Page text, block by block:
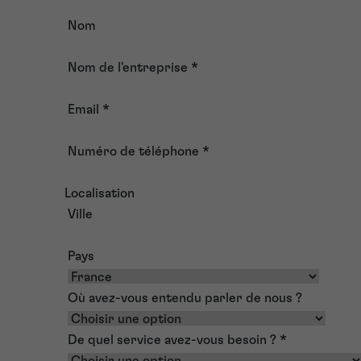
Nom
Nom de l'entreprise *
Email *
Numéro de téléphone *
Localisation
Ville
Pays
Où avez-vous entendu parler de nous ?
De quel service avez-vous besoin ? *